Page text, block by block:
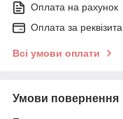
Оплата на рахунок
Оплата за
Всі умови оплати
Умови повернення